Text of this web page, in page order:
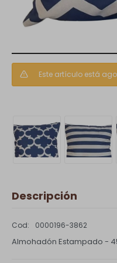
Este artículo está
Descripción
0000196-3862
Almohadón Estampado -